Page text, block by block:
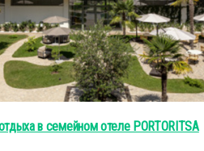
в семейном отеле PORTORITSA